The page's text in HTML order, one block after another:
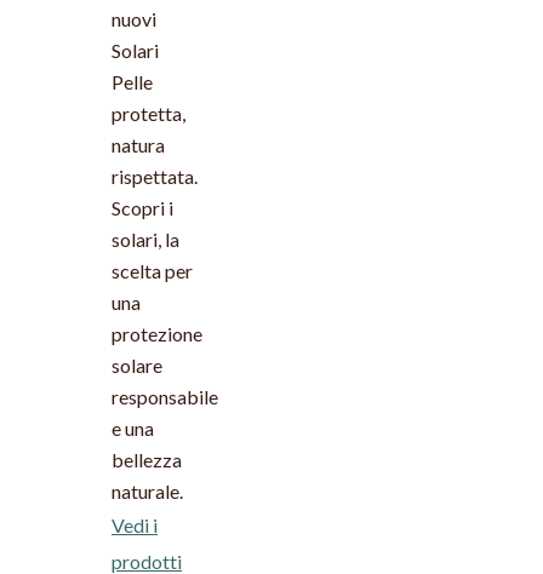
nuovi
Solari
Pelle
protetta,
natura
rispettata.
Scopri i
solari, la
scelta per
una
protezione
solare
responsabile
e una
bellezza
naturale.
Vedi i
prodotti